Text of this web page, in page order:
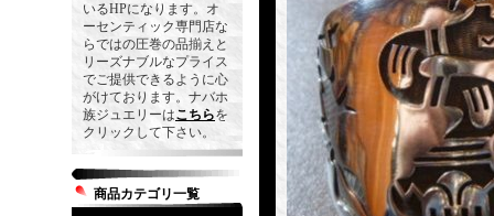
いるHPになります。オ
ーセンティック専門店な
らではの圧巻の品揃えと
リーズナブルなプライス
でご提供できるように心
がけております。ナバホ
族ジュエリーはこちらを
クリックして下さい。
商品カテゴリ一覧